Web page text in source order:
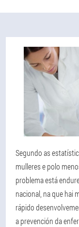
Segundo as
mulleres e polo
problema está
nacional, na que hai
rápido
a prevención da